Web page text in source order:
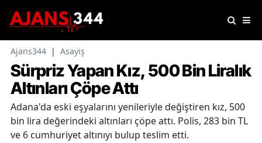
Ajans344 | Asayiş
Sürpriz Yapan Kız, 500 Bin Liralık
Altınları Çöpe Attı
Adana'da eski eşyalarını yenileriyle değiştiren kız, 500
bin lira değerindeki altınları çöpe attı. Polis, 283 bin TL
ve 6 cumhuriyet altınıyı bulup teslim etti.